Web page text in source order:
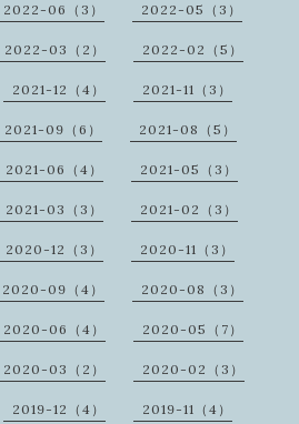
2022-06（3） 2022-05（3）
2022-03（2） 2022-02（5）
2021-12（4） 2021-11（3）
2021-09（6） 2021-08（5）
2021-06（4） 2021-05（3）
2021-03（3） 2021-02（3）
2020-12（3） 2020-11（3）
2020-09（4） 2020-08（3）
2020-06（4） 2020-05（7）
2020-03（2） 2020-02（3）
2019-12（4） 2019-11（4）